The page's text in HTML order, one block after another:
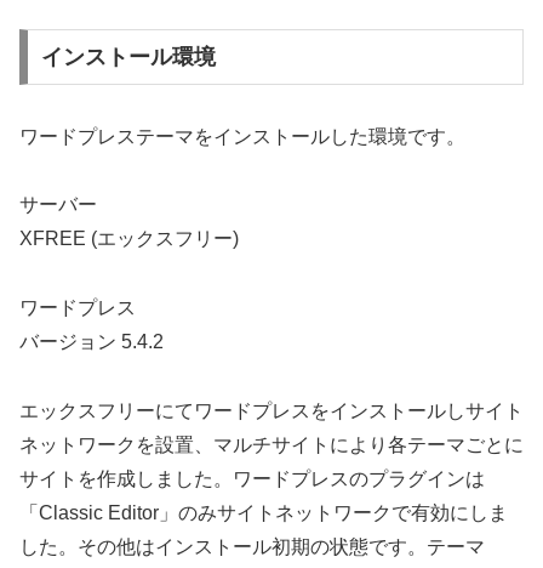
インストール環境
ワードプレステーマをインストールした環境です。
サーバー
XFREE (エックスフリー)
ワードプレス
バージョン 5.4.2
エックスフリーにてワードプレスをインストールしサイト
ネットワークを設置、マルチサイトにより各テーマごとに
サイトを作成しました。ワードプレスのプラグインは
「Classic Editor」のみサイトネットワークで有効にしま
した。その他はインストール初期の状態です。テーマ